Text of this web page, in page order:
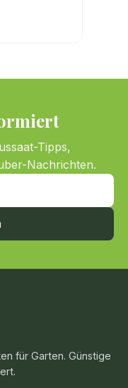
Tipps,
Nachrichten.
für Garten. Günstige